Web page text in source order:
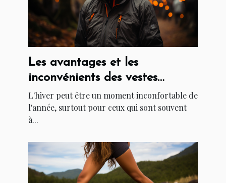
Les avantages et les
inconvénients des vestes
chauffantes
L'hiver peut être un moment inconfortable de
l'année, surtout pour ceux qui sont souvent
à...